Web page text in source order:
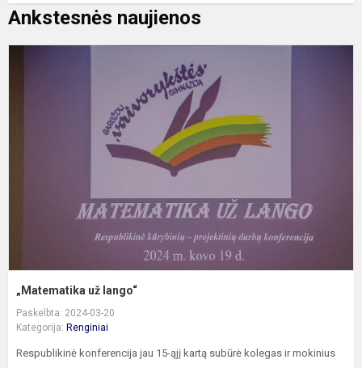
Ankstesnės naujienos
„Matematika už lango“
Paskelbta: 2024-03-20
Kategorija: Renginiai
Respublikinė konferencija jau 15-ąjį kartą subūrė kolegas ir mokinius